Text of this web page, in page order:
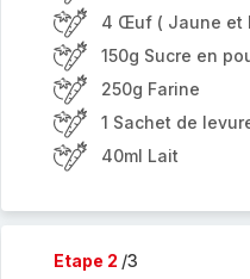
4 Œuf ( Jaune et
150g Sucre en
250g Farine
1 Sachet de
40ml Lait
Etape 2 /3